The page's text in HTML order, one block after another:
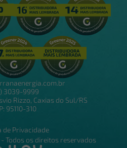
3039-9999
Rizzo, Caxias do Sul/RS
95110-310
de Privacidade
Todos os direitos reservados